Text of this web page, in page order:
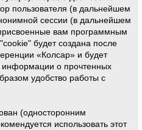
пользователя (в дальнейшем
сессии (в дальнейшем
вам программным
будет создана после
«Колсар» и будет
информации о прочтенных
удобство работы с
(односторонним
использовать этот